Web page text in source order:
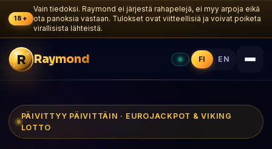
18+
Vain tiedoksi. Raymond ei järjestä rahapelejä, ei myy arpoja eikä
ota panoksia vastaan. Tulokset ovat viitteellisiä ja voivat poiketa
virallisista lähteistä.
R Raymond FI EN
PÄIVITTYY PÄIVITTÄIN · EUROJACKPOT & VIKING
LOTTO